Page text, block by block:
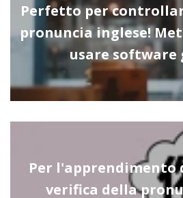
Perfetto per
pronuncia inglese!
usare
Per l'apprendimento
verifica della